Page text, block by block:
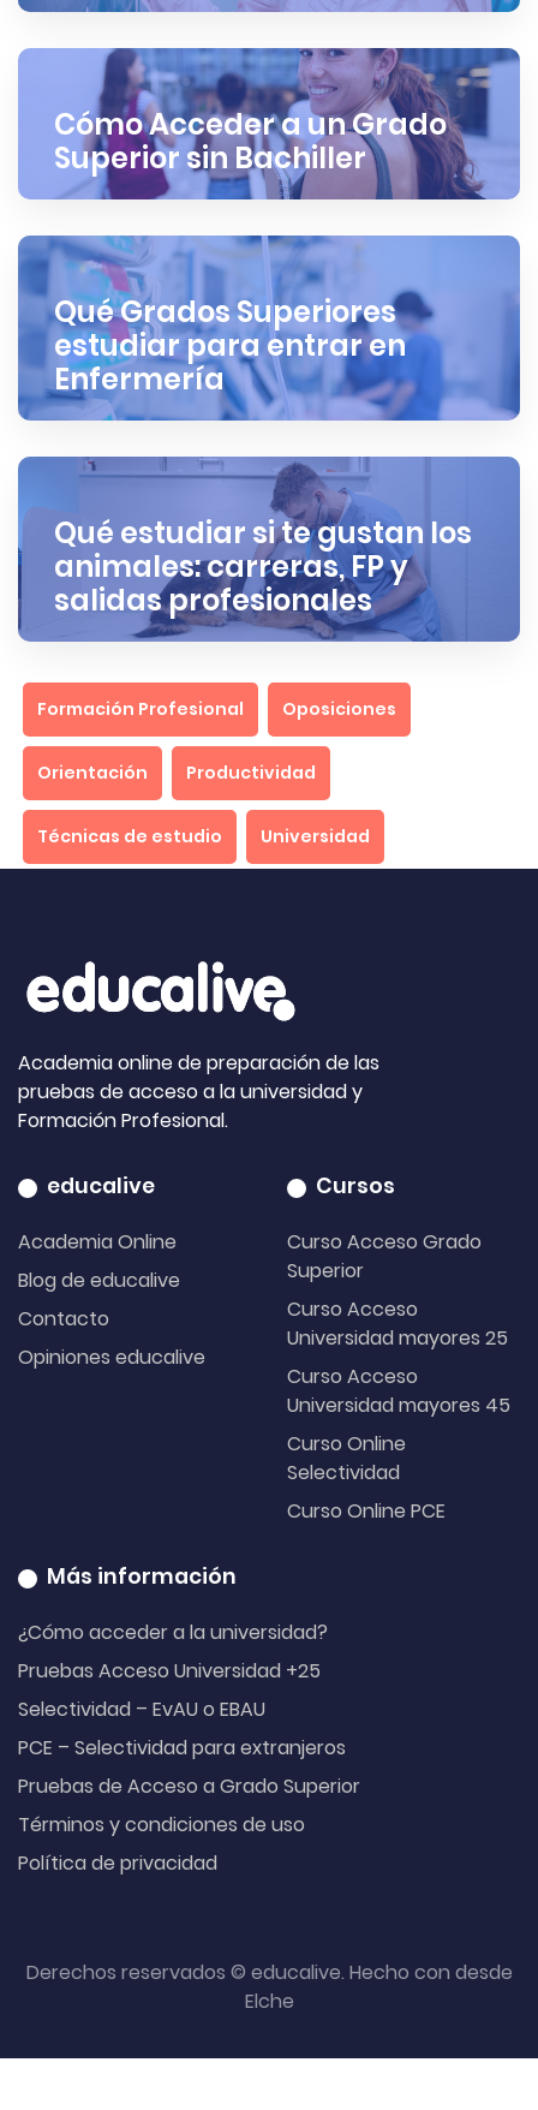
Cómo Acceder a un Grado
Superior sin Bachiller
Qué Grados Superiores
estudiar para entrar en
Enfermería
Qué estudiar si te gustan los
animales: carreras, FP y
salidas profesionales
Formación Profesional Oposiciones
Orientación Productividad
Técnicas de estudio Universidad
Academia online de preparación de las
pruebas de acceso a la universidad y
Formación Profesional.
educalive
Academia Online
Blog de educalive
Contacto
Opiniones educalive
Cursos
Curso Acceso Grado
Superior
Curso Acceso
Universidad mayores 25
Curso Acceso
Universidad mayores 45
Curso Online
Selectividad
Curso Online PCE
Más información
¿Cómo acceder a la universidad?
Pruebas Acceso Universidad +25
Selectividad – EvAU o EBAU
PCE – Selectividad para extranjeros
Pruebas de Acceso a Grado Superior
Términos y condiciones de uso
Política de privacidad
Derechos reservados © educalive. Hecho con desde
Elche